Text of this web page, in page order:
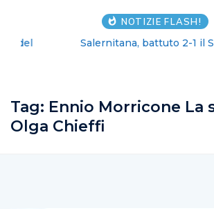
NOTIZIE FLASH!
Salernitana, battuto 2-1 il
Olga Chieffi